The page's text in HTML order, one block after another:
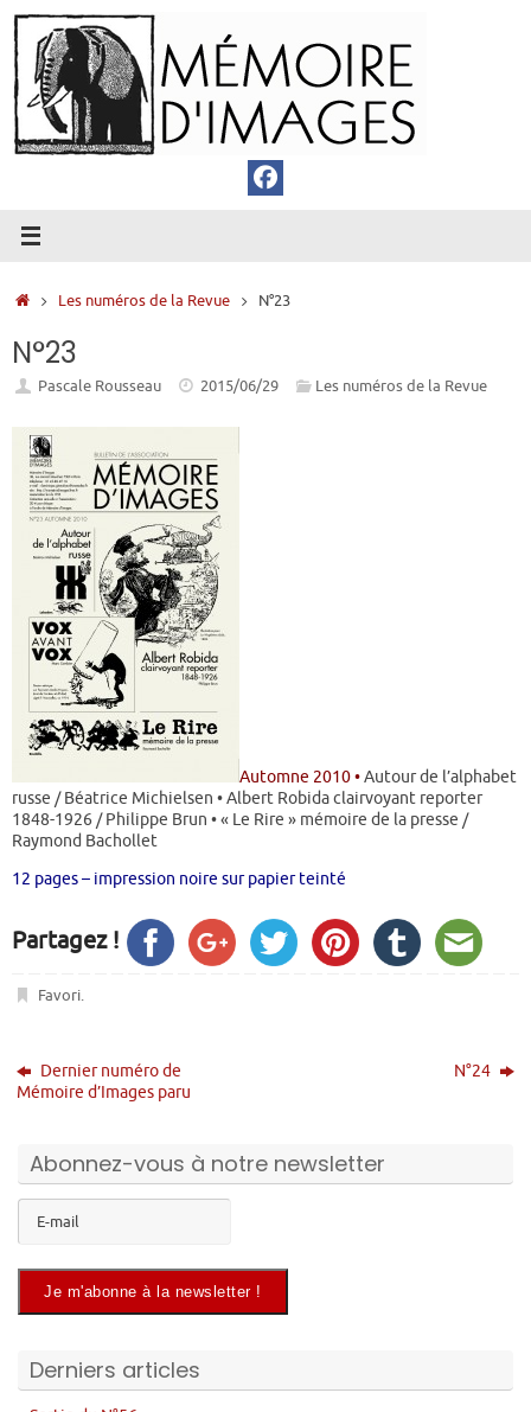
Passer
au
contenu
AccueilLes numéros de la Revue N°23
N°23
Pascale Rousseau 2015/06/29 Les numéros de la Revue
Automne 2010 •Autour de l’alphabet
russe / Béatrice Michielsen • Albert Robida clairvoyant reporter
1848-1926 / Philippe Brun • « Le Rire » mémoire de la presse /
Raymond Bachollet
12 pages – impression noire sur papier teinté
Partagez !
Favori.
Dernier numéro de
Mémoire d’Images paru
N°24
Abonnez-vous à notre newsletter
Derniers articles